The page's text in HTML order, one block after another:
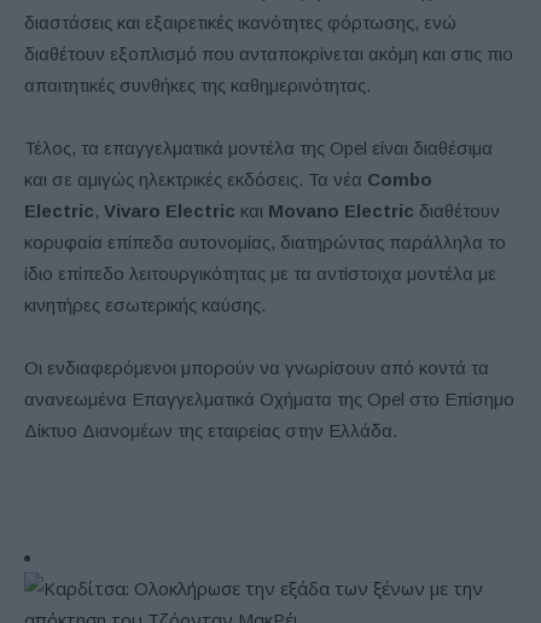
διαστάσεις και εξαιρετικές ικανότητες φόρτωσης, ενώ
διαθέτουν εξοπλισμό που ανταποκρίνεται ακόμη και στις πιο
απαιτητικές συνθήκες της καθημερινότητας.
Τέλος, τα επαγγελματικά μοντέλα της Opel είναι διαθέσιμα
και σε αμιγώς ηλεκτρικές εκδόσεις. Τα νέα Combo
Electric, Vivaro Electric και Movano Electric διαθέτουν
κορυφαία επίπεδα αυτονομίας, διατηρώντας παράλληλα το
ίδιο επίπεδο λειτουργικότητας με τα αντίστοιχα μοντέλα με
κινητήρες εσωτερικής καύσης.
Οι ενδιαφερόμενοι μπορούν να γνωρίσουν από κοντά τα
ανανεωμένα Επαγγελματικά Οχήματα της Opel στο Επίσημο
Δίκτυο Διανομέων της εταιρείας στην Ελλάδα.